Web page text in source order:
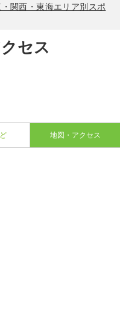
関西・東海エリア別スポ
セス
地図・アクセス